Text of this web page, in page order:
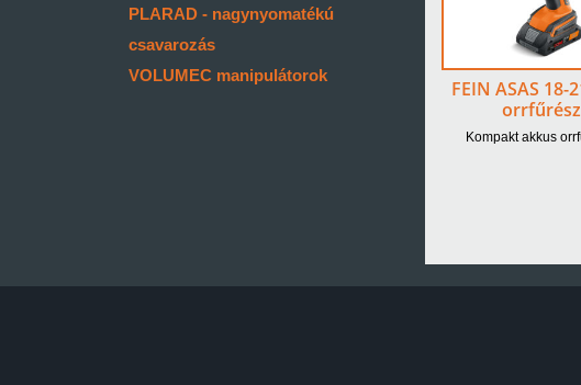
PLARAD - nagynyomatékú
csavarozás
VOLUMEC manipulátorok
FEIN ASAS 18-
orrfűrész
Kompakt akkus